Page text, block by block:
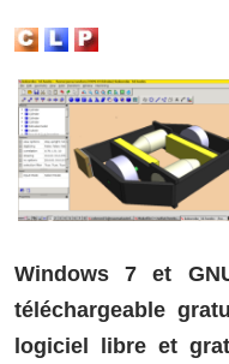
Windows 7 et
téléchargeable
logiciel libre et